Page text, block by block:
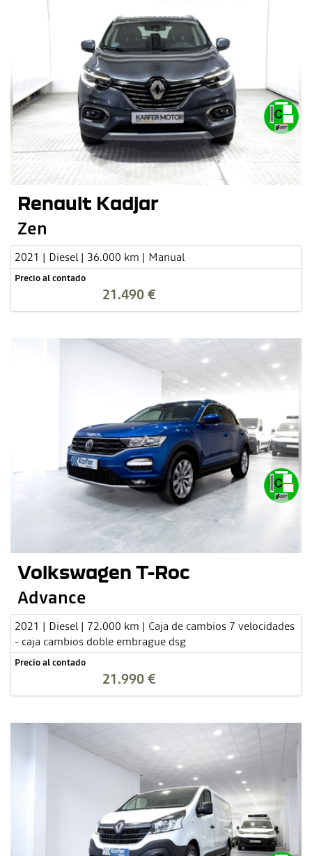
Renault Kadjar
Zen
2021 | Diesel | 36.000 km | Manual
Precio al contado
21.490 €
Volkswagen T-Roc
Advance
2021 | Diesel | 72.000 km | Caja de cambios 7 velocidades
- caja cambios doble embrague dsg
Precio al contado
21.990 €